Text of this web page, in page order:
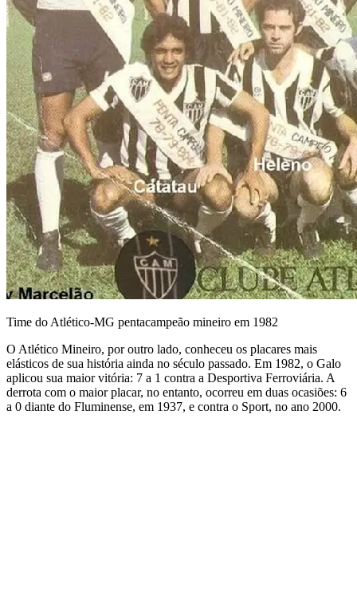
Time do Atlético-MG pentacampeão mineiro em 1982
O Atlético Mineiro, por outro lado, conheceu os placares mais
elásticos de sua história ainda no século passado. Em 1982, o Galo
aplicou sua maior vitória: 7 a 1 contra a Desportiva Ferroviária. A
derrota com o maior placar, no entanto, ocorreu em duas ocasiões: 6
a 0 diante do Fluminense, em 1937, e contra o Sport, no ano 2000.